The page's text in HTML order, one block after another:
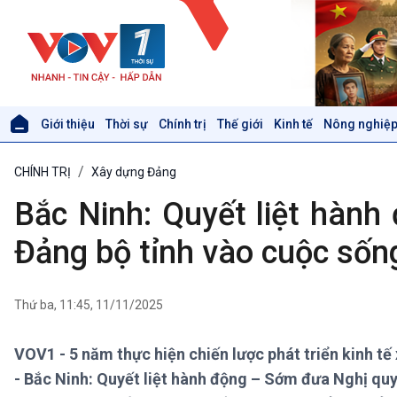
Giới thiệu Thời sự Chính trị Thế giới Kinh tế Nông
Thời sự 12h
Thời sự 18h
Thời sự 21h30
Bản tin
Xã hội
Tin Đời sống & Xã hội
Khoa học & Công nghệ
Tin Khoa học & Công nghệ
CHÍNH TRỊ Xây dựng Đảng
Bắc Ninh: Quyết liệt
Đảng bộ tỉnh vào cuộc
Thứ ba, 11:45, 11/11/2025
VOV1 - 5 năm thực hiện chiến lược phát triển kinh tế
- Bắc Ninh: Quyết liệt hành động – Sớm đưa Nghị